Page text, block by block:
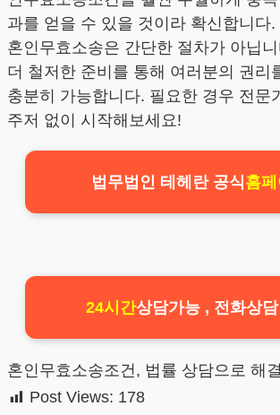
과를 얻을 수 있을 것이라 확신합니다.
혼인무효소송은 간단한 절차가 아닙
더 철저한 준비를 통해 여러분의 권리
충분히 가능합니다. 필요한 경우 전문
주저 없이 시작해보세요!
법무법인 테헤란 공식홈페
24시간상담가능 , 전화상담
혼인무효소송조건, 법률 상담으로 해결
Post Views: 178